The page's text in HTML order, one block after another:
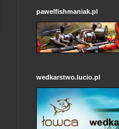
pawelfishmaniak.pl
wedkarstwo.lucio.pl